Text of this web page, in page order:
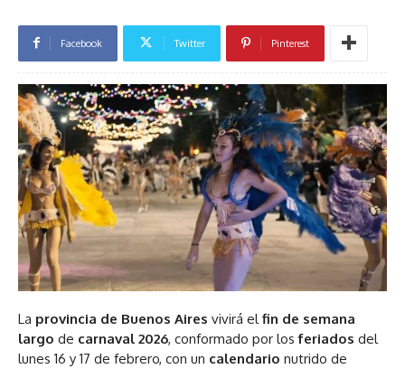
Facebook Twitter Pinterest
La provincia de Buenos Aires vivirá elfin de semana
largo de carnaval 2026, conformado por losferiados del
lunes 16 y 17 de febrero, con un calendario nutrido de